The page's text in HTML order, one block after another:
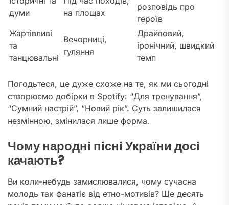
думи
на площах
розповідь про
героїв
Жартівливі
та
танцювальні
Вечорниці,
гуляння
Драйвовий,
іронічний, швидкий
темп
Погодьтеся, це дуже схоже на те, як ми сьогодні
створюємо добірки в Spotify: “Для тренування”,
“Сумний настрій”, “Новий рік”. Суть залишилася
незмінною, змінилася лише форма.
Чому народні пісні України досі
качають?
Ви коли-небудь замислювалися, чому сучасна
молодь так фанатіє від етно-мотивів? Ще десять